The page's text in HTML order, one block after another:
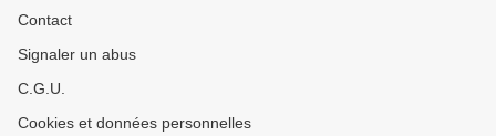
Contact
Signaler un abus
C.G.U.
Cookies et données personnelles